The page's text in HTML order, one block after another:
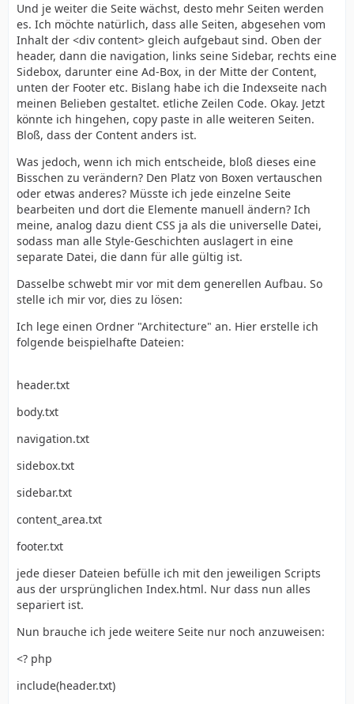
Und je weiter die Seite wächst, desto mehr Seiten werden
es. Ich möchte natürlich, dass alle Seiten, abgesehen vom
Inhalt der <div content> gleich aufgebaut sind. Oben der
header, dann die navigation, links seine Sidebar, rechts eine
Sidebox, darunter eine Ad-Box, in der Mitte der Content,
unten der Footer etc. Bislang habe ich die Indexseite nach
meinen Belieben gestaltet. etliche Zeilen Code. Okay. Jetzt
könnte ich hingehen, copy paste in alle weiteren Seiten.
Bloß, dass der Content anders ist.
Was jedoch, wenn ich mich entscheide, bloß dieses eine
Bisschen zu verändern? Den Platz von Boxen vertauschen
oder etwas anderes? Müsste ich jede einzelne Seite
bearbeiten und dort die Elemente manuell ändern? Ich
meine, analog dazu dient CSS ja als die universelle Datei,
sodass man alle Style-Geschichten auslagert in eine
separate Datei, die dann für alle gültig ist.
Dasselbe schwebt mir vor mit dem generellen Aufbau. So
stelle ich mir vor, dies zu lösen:
Ich lege einen Ordner "Architecture" an. Hier erstelle ich
folgende beispielhafte Dateien:
header.txt
body.txt
navigation.txt
sidebox.txt
sidebar.txt
content_area.txt
footer.txt
jede dieser Dateien befülle ich mit den jeweiligen Scripts
aus der ursprünglichen Index.html. Nur dass nun alles
separiert ist.
Nun brauche ich jede weitere Seite nur noch anzuweisen:
<? php
include(header.txt)